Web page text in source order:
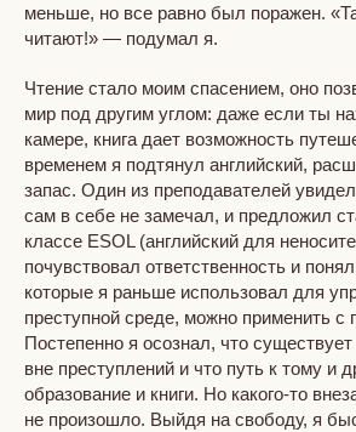
меньше, но все равно был поражен.
читают!» — подумал я.
Чтение стало моим спасением, оно
мир под другим углом: даже если ты
камере, книга дает возможность
временем я подтянул английский,
запас. Один из преподавателей
сам в себе не замечал, и предложил
классе ESOL (английский для
почувствовал ответственность и
которые я раньше использовал для
преступной среде, можно применить с
Постепенно я осознал, что
вне преступлений и что путь к тому и
образование и книги. Но какого-то
не произошло. Выйдя на свободу, я